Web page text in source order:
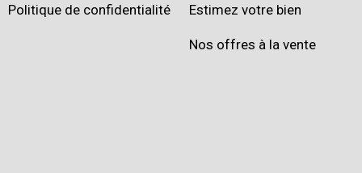
Politique de confidentialité Estimez votre bien
Nos offres à la vente